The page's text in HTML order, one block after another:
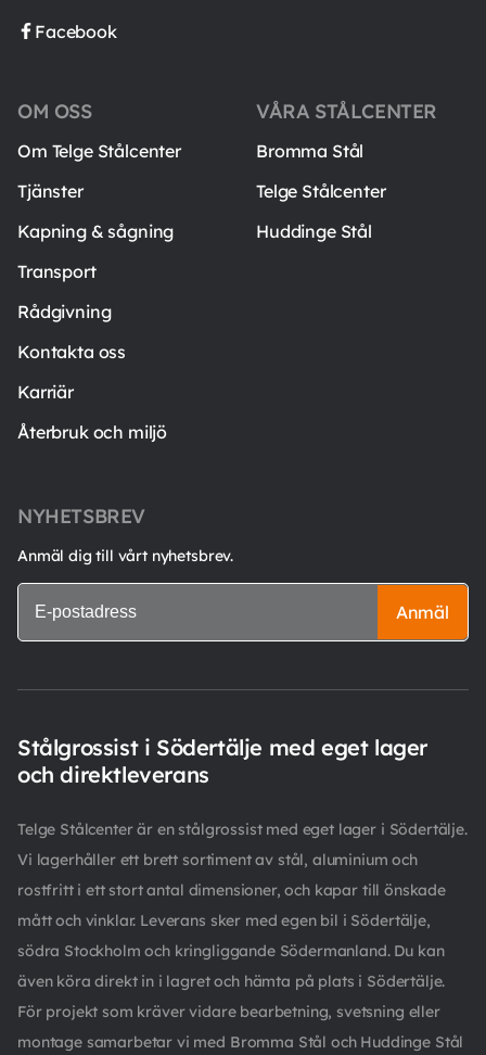
Facebook
VÅRA STÅLCENTER
Bromma Stål
Telge Stålcenter
Huddinge Stål
OM OSS
Om Telge Stålcenter
Tjänster
Kapning & sågning
Transport
Rådgivning
Kontakta oss
Karriär
Återbruk och miljö
NYHETSBREV
Anmäl dig till vårt nyhetsbrev.
Anmäl
Stålgrossist i Södertälje med eget lager
och direktleverans
Telge Stålcenter är en stålgrossist med eget lager i Södertälje.
Vi lagerhåller ett brett sortiment av stål, aluminium och
rostfritt i ett stort antal dimensioner, och kapar till önskade
mått och vinklar. Leverans sker med egen bil i Södertälje,
södra Stockholm och kringliggande Södermanland. Du kan
även köra direkt in i lagret och hämta på plats i Södertälje.
För projekt som kräver vidare bearbetning, svetsning eller
montage samarbetar vi med Bromma Stål och Huddinge Stål